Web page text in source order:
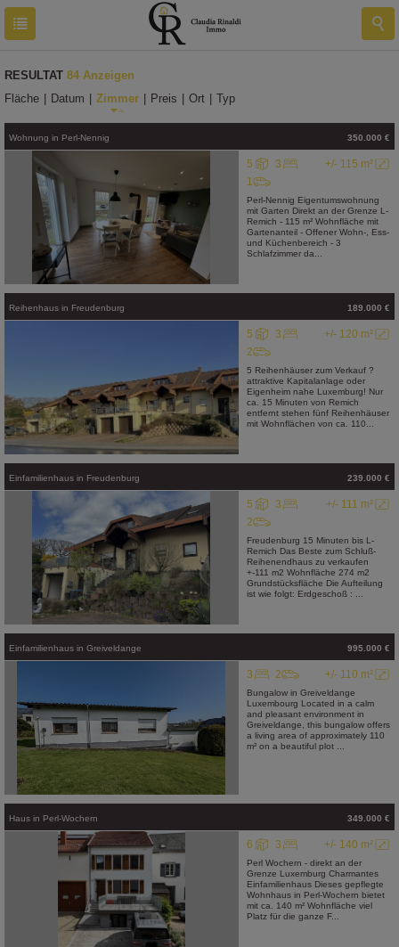
RESULTAT 84 Anzeigen
Fläche
Datum Zimmer Preis Ort Typ
Wohnung in Perl-Nennig 350.000 €
+/- 115 m²
5
3
1
Perl-Nennig Eigentumswohnung
mit Garten Direkt an der Grenze L-
Remich - 115 m² Wohnfläche mit
Gartenanteil - Offener Wohn-, Ess-
und Küchenbereich - 3
Schlafzimmer da...
Reihenhaus in Freudenburg 189.000 €
+/- 120 m²
5
3
2
5 Reihenhäuser zum Verkauf ?
attraktive Kapitalanlage oder
Eigenheim nahe Luxemburg! Nur
ca. 15 Minuten von Remich
entfernt stehen fünf Reihenhäuser
mit Wohnflächen von ca. 110...
Einfamilienhaus in Freudenburg 239.000 €
+/- 111 m²
5
3
2
Freudenburg 15 Minuten bis L-
Remich Das Beste zum Schluß-
Reihenendhaus zu verkaufen
+-111 m2 Wohnfläche 274 m2
Grundstücksfläche Die Aufteilung
ist wie folgt: Erdgeschoß : ...
Einfamilienhaus in Greiveldange 995.000 €
+/- 110 m²
3 2
Bungalow in Greiveldange
Luxembourg Located in a calm
and pleasant environment in
Greiveldange, this bungalow offers
a living area of approximately 110
m² on a beautiful plot ...
Haus in Perl-Wochern 349.000 €
+/- 140 m²
6 3
Perl Wochern - direkt an der
Grenze Luxemburg Charmantes
Einfamilienhaus Dieses gepflegte
Wohnhaus in Perl-Wochern bietet
mit ca. 140 m² Wohnfläche viel
Platz für die ganze F...